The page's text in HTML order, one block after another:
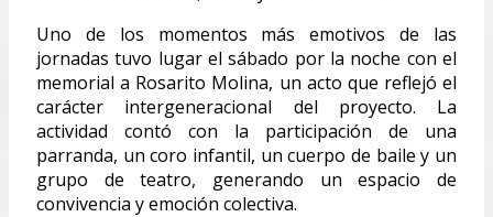
Uno de los momentos más emotivos de las
jornadas tuvo lugar el sábado por la noche con el
memorial a Rosarito Molina, un acto que reflejó el
carácter intergeneracional del proyecto. La
actividad contó con la participación de una
parranda, un coro infantil, un cuerpo de baile y un
grupo de teatro, generando un espacio de
convivencia y emoción colectiva.